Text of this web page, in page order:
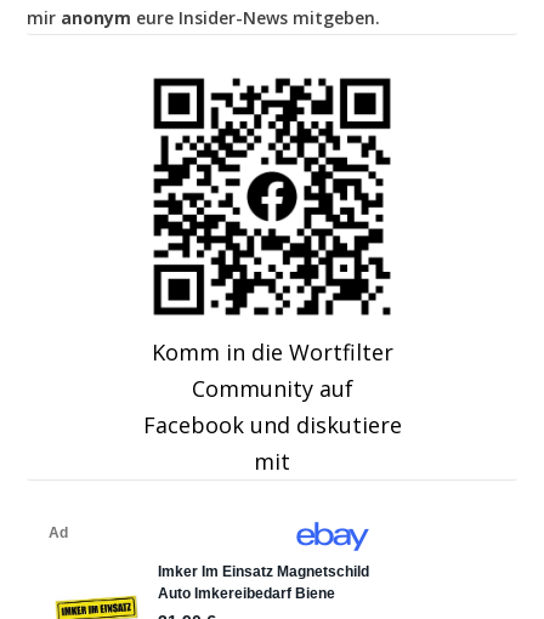
mir anonym eure Insider-News mitgeben.
Komm in die Wortfilter
Community auf
Facebook und diskutiere
mit